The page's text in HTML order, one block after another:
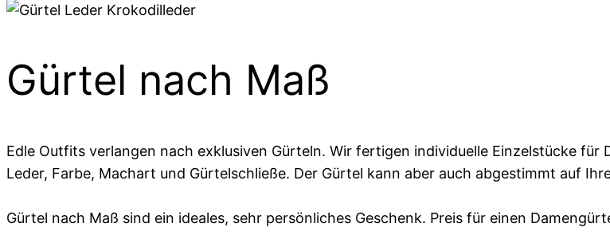
Gürtel nach Maß
Edle Outfits verlangen nach exklusiven Gürteln. Wir fertigen individuelle Einzelstücke für
Leder, Farbe, Machart und Gürtelschließe. Der Gürtel kann aber auch abgestimmt auf
Gürtel nach Maß sind ein ideales, sehr persönliches Geschenk. Preis für einen